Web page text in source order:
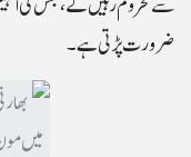
ضرورت پڑتی ہے۔